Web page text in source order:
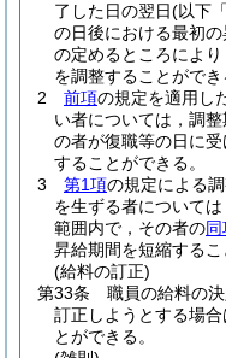
了した日の翌日(以下
の日後における最初
の定めるところによ
を調整することができ
2
前項の規定を適用し
い者については，調
の者が復職等の日に
することができる。
3
第1項の規定による
を生ずる者について
範囲内で，その者の
昇給期間を短縮するこ
(給料の訂正)
第33条
職員の給料の
訂正しようとする場
とができる。